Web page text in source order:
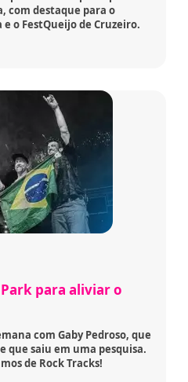
com destaque para o
o FestQueijo de Cruzeiro.
para aliviar o
com Gaby Pedroso, que
que saiu em uma pesquisa.
de Rock Tracks!